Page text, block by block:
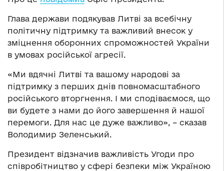
Глава держави подякував Литві за всебічну
політичну підтримку та важливий внесок у
зміцнення оборонних спроможностей України
в умовах російської агресії.
«Ми вдячні Литві та вашому народові за
підтримку з перших днів повномасштабного
російського вторгнення. І ми сподіваємося, що
ви будете з нами до його завершення й нашої
перемоги. Для нас це дуже важливо», – сказав
Володимир Зеленський.
Президент відзначив важливість Угоди про
співробітництво у сфері безпеки між Україною